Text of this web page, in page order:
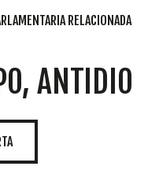
RELACIONADA
ANTIDIO